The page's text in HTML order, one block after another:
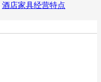
酒店家具经营特点